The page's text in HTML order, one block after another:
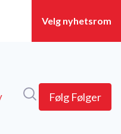
Følg Følger